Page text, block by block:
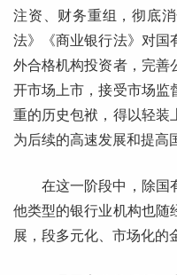
注资、财务重组，彻底
法》《商业银行法》对国
外合格机构投资者，完善
开市场上市，接受市场监
重的历史包袱，得以轻装
为后续的高速发展和提高
在这一阶段中，除国
他类型的银行业机构也随
展，段多元化、市场化的